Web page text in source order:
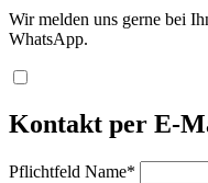
Wir melden uns gerne bei
WhatsApp.
Kontakt per E-
Pflichtfeld Name*